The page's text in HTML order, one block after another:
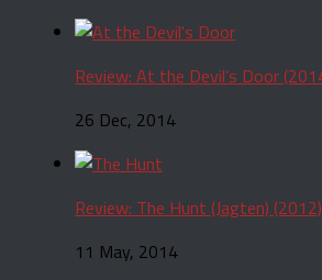
Review: At the Devil’s Door
26 Dec, 2014
Review: The Hunt (Jagten) (2012)
11 May, 2014